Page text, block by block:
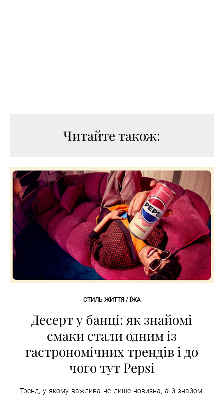
Читайте також:
СТИЛЬ ЖИТТЯ / ЇЖА
Десерт у банці: як знайомі
смаки стали одним із
гастрономічних трендів і до
чого тут Pepsi
Тренд, у якому важлива не лише новизна, а й знайомі